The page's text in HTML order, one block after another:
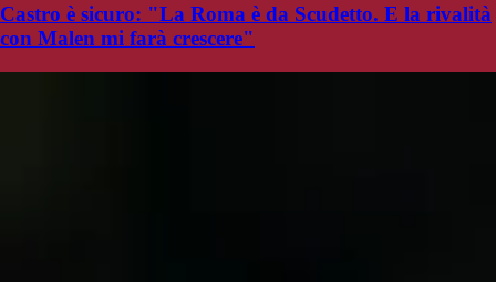
Castro è sicuro: "La Roma è da Scudetto. E la rivalità
con Malen mi farà crescere"